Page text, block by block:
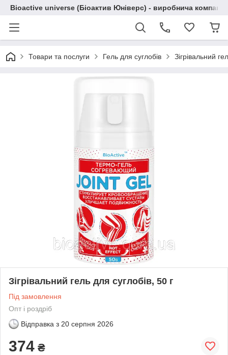
Bioactive universe (Біоактив Юніверс) - виробнича
Товари та послуги Гель для суглобів Зігрівальний
Зігрівальний гель для суглобів, 50 г
Під замовлення
Опт і роздріб
Відправка з 20 серпня 2026
374 ₴